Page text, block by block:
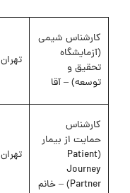
کارشناس شیمی
(آزمایشگاه
تحقیق و
توسعه) – آقا
تهران
کارشناس
حمایت از بیمار
(Patient
Journey
Partner) – خانم
تهران